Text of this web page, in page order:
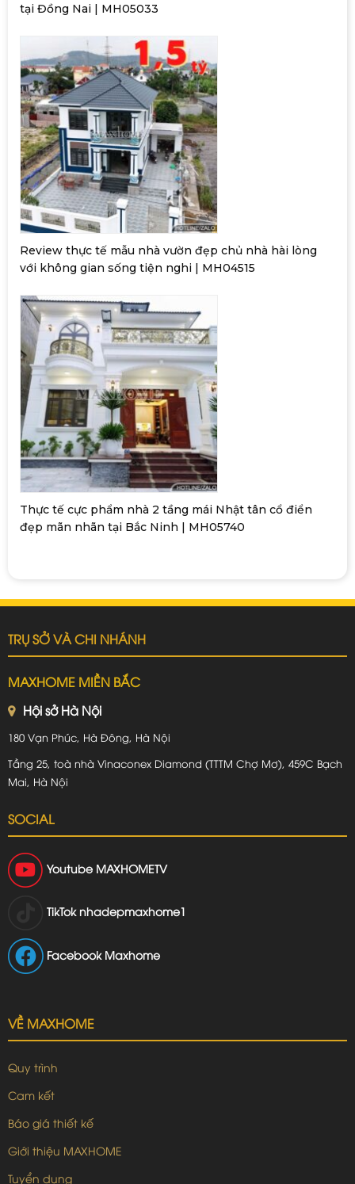
tại Đồng Nai | MH05033
Review thực tế mẫu nhà vườn đẹp chủ nhà hài lòng
với không gian sống tiện nghi | MH04515
Thực tế cực phẩm nhà 2 tầng mái Nhật tân cổ điển
đẹp mãn nhãn tại Bắc Ninh | MH05740
TRỤ SỞ VÀ CHI NHÁNH
MAXHOME MIỀN BẮC
Hội sở Hà Nội
180 Vạn Phúc, Hà Đông, Hà Nội
Tầng 25, toà nhà Vinaconex Diamond (TTTM Chợ Mơ), 459C Bạch
Mai, Hà Nội
SOCIAL
Youtube MAXHOMETV
TikTok nhadepmaxhome1
Facebook Maxhome
VỀ MAXHOME
Quy trình
Cam kết
Báo giá thiết kế
Giới thiệu MAXHOME
Tuyển dụng